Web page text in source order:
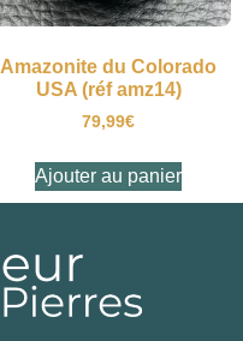
Amazonite du Colorado
USA (réf amz14)
79,99€
Ajouter au panier